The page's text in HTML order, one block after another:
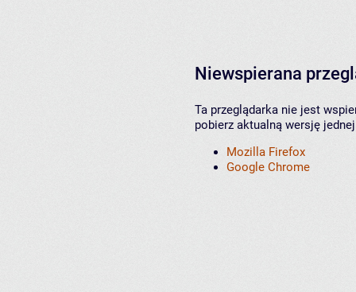
Niewspierana
Ta przeglądarka nie jest
pobierz aktualną wersję
Mozilla Firefox
Google Chrome